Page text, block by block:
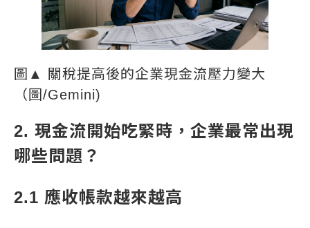
圖▲ 關稅提高後的企業現金流壓力變大
（圖/Gemini)
2. 現金流開始吃緊時，企業最常出現
哪些問題？
2.1 應收帳款越來越高